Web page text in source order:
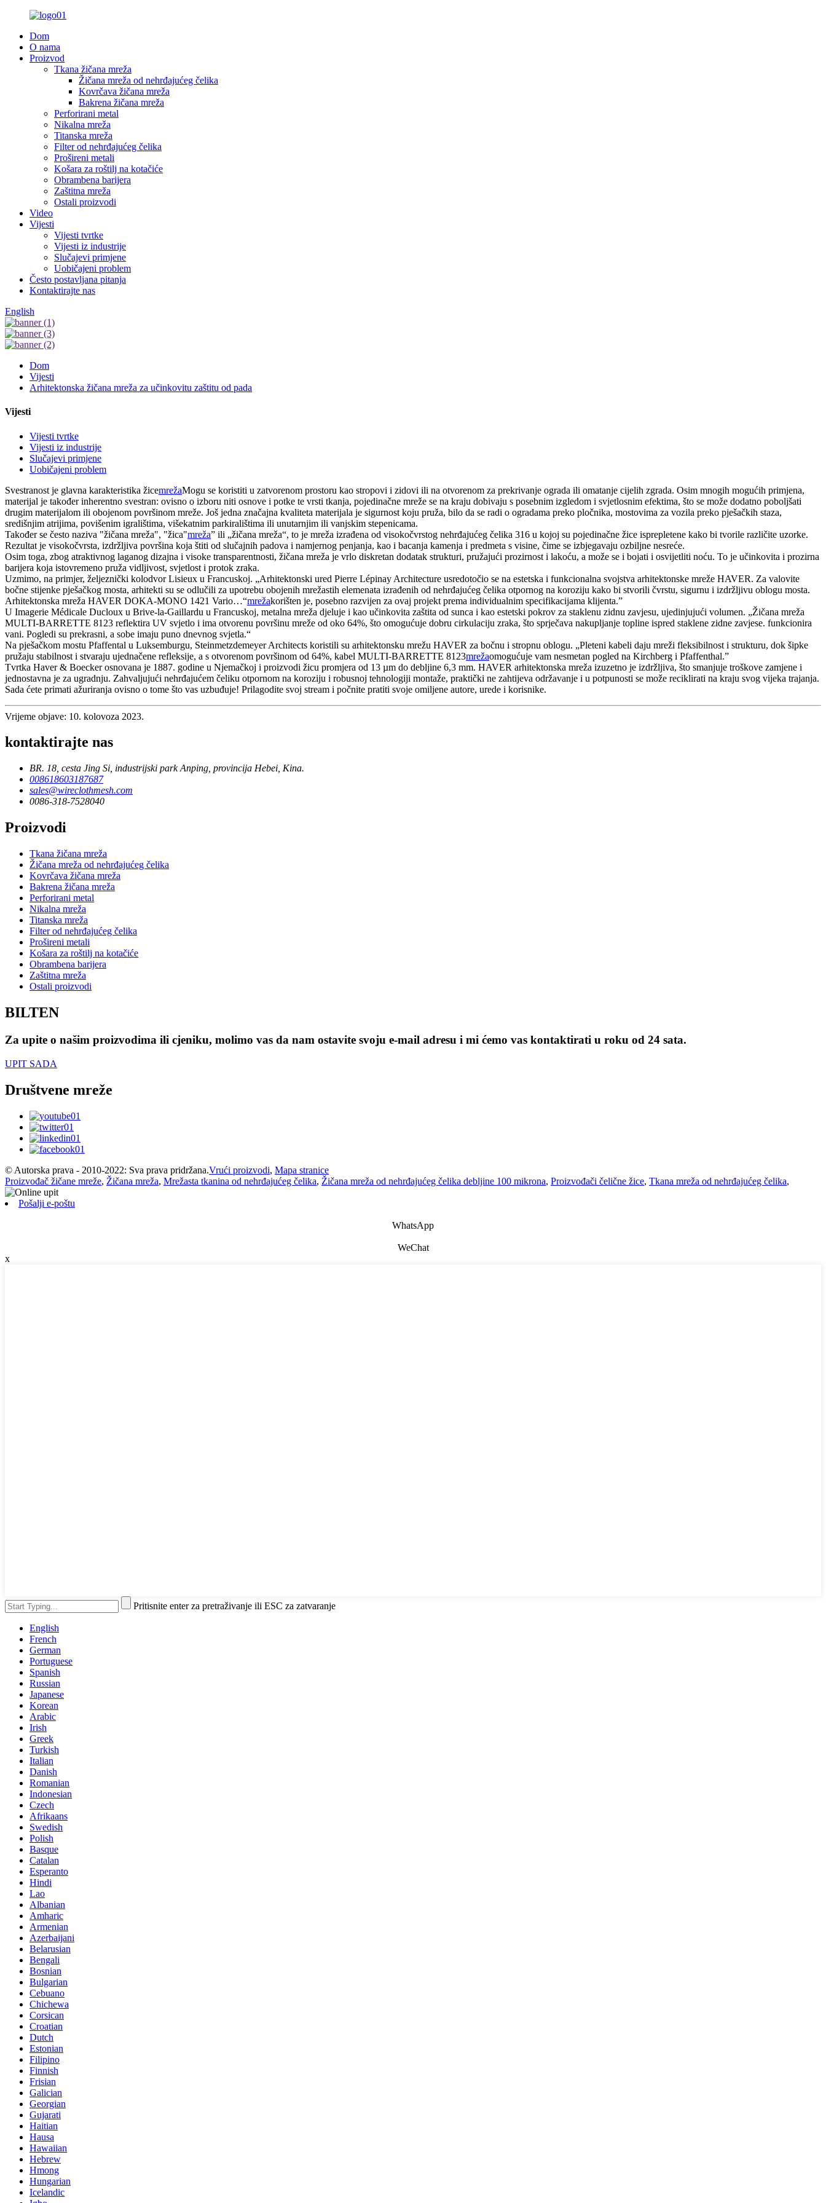
Dom
O nama
Proizvod
Tkana žičana mreža
Žičana mreža od nehrđajućeg čelika
Kovrčava žičana mreža
Bakrena žičana mreža
Perforirani metal
Nikalna mreža
Titanska mreža
Filter od nehrđajućeg čelika
Prošireni metali
Košara za roštilj na kotačiće
Obrambena barijera
Zaštitna mreža
Ostali proizvodi
Video
Vijesti
Vijesti tvrtke
Vijesti iz industrije
Slučajevi primjene
Uobičajeni problem
Često postavljana pitanja
Kontaktirajte nas
English
Dom
Vijesti
Arhitektonska žičana mreža za učinkovitu zaštitu od pada
Vijesti
Vijesti tvrtke
Vijesti iz industrije
Slučajevi primjene
Uobičajeni problem
Svestranost je glavna karakteristika žicemrežaMogu se koristiti u zatvorenom prostoru kao stropovi i zidovi ili na otvorenom za prekrivanje ograda ili omatanje cijelih zgrada. Osim mnogih mogućih primjena,
materijal je također inherentno svestran: ovisno o izboru niti osnove i potke te vrsti tkanja, pojedinačne mreže se na kraju dobivaju s posebnim izgledom i svjetlosnim efektima, što se može dodatno poboljšati
drugim materijalom ili obojenom površinom mreže. Još jedna značajna kvaliteta materijala je sigurnost koju pruža, bilo da se radi o ogradama preko pločnika, mostovima za vozila preko pješačkih staza,
središnjim atrijima, povišenim igralištima, višekatnim parkiralištima ili unutarnjim ili vanjskim stepenicama.
Također se često naziva "žičana mreža", "žica"mreža” ili „žičana mreža“, to je mreža izrađena od visokočvrstog nehrđajućeg čelika 316 u kojoj su pojedinačne žice isprepletene kako bi tvorile različite uzorke.
Rezultat je visokočvrsta, izdržljiva površina koja štiti od slučajnih padova i namjernog penjanja, kao i bacanja kamenja i predmeta s visine, čime se izbjegavaju ozbiljne nesreće.
Osim toga, zbog atraktivnog laganog dizajna i visoke transparentnosti, žičana mreža je vrlo diskretan dodatak strukturi, pružajući prozirnost i lakoću, a može se i bojati i osvijetliti noću. To je učinkovita i prozirna
barijera koja istovremeno pruža vidljivost, svjetlost i protok zraka.
Uzmimo, na primjer, željeznički kolodvor Lisieux u Francuskoj. „Arhitektonski ured Pierre Lépinay Architecture usredotočio se na estetska i funkcionalna svojstva arhitektonske mreže HAVER. Za valovite
bočne stijenke pješačkog mosta, arhitekti su se odlučili za upotrebu obojenih mrežastih elemenata izrađenih od nehrđajućeg čelika otpornog na koroziju kako bi stvorili čvrstu, sigurnu i izdržljivu oblogu mosta.
Arhitektonska mreža HAVER DOKA-MONO 1421 Vario…“mrežakorišten je, posebno razvijen za ovaj projekt prema individualnim specifikacijama klijenta.”
U Imagerie Médicale Ducloux u Brive-la-Gaillardu u Francuskoj, metalna mreža djeluje i kao učinkovita zaštita od sunca i kao estetski pokrov za staklenu zidnu zavjesu, ujedinjujući volumen. „Žičana mreža
MULTI-BARRETTE 8123 reflektira UV svjetlo i ima otvorenu površinu mreže od oko 64%, što omogućuje dobru cirkulaciju zraka, što sprječava nakupljanje topline ispred staklene zidne zavjese. funkcionira
vani. Pogledi su prekrasni, a sobe imaju puno dnevnog svjetla.“
Na pješačkom mostu Pfaffental u Luksemburgu, Steinmetzdemeyer Architects koristili su arhitektonsku mrežu HAVER za bočnu i stropnu oblogu. „Pleteni kabeli daju mreži fleksibilnost i strukturu, dok šipke
pružaju stabilnost i stvaraju ujednačene refleksije, a s otvorenom površinom od 64%, kabel MULTI-BARRETTE 8123mrežaomogućuje vam nesmetan pogled na Kirchberg i Pfaffenthal.”
Tvrtka Haver & Boecker osnovana je 1887. godine u Njemačkoj i proizvodi žicu promjera od 13 µm do debljine 6,3 mm. HAVER arhitektonska mreža izuzetno je izdržljiva, što smanjuje troškove zamjene i
jednostavna je za ugradnju. Zahvaljujući nehrđajućem čeliku otpornom na koroziju i robusnoj tehnologiji montaže, praktički ne zahtijeva održavanje i u potpunosti se može reciklirati na kraju svog vijeka trajanja.
Sada ćete primati ažuriranja ovisno o tome što vas uzbuđuje! Prilagodite svoj stream i počnite pratiti svoje omiljene autore, urede i korisnike.
Vrijeme objave: 10. kolovoza 2023.
kontaktirajte nas
BR. 18, cesta Jing Si, industrijski park Anping, provincija Hebei, Kina.
008618603187687
sales@wireclothmesh.com
0086-318-7528040
Proizvodi
Tkana žičana mreža
Žičana mreža od nehrđajućeg čelika
Kovrčava žičana mreža
Bakrena žičana mreža
Perforirani metal
Nikalna mreža
Titanska mreža
Filter od nehrđajućeg čelika
Prošireni metali
Košara za roštilj na kotačiće
Obrambena barijera
Zaštitna mreža
Ostali proizvodi
BILTEN
Za upite o našim proizvodima ili cjeniku, molimo vas da nam ostavite svoju e-mail adresu i mi ćemo vas kontaktirati u roku od 24 sata.
UPIT SADA
Društvene mreže
© Autorska prava - 2010-2022: Sva prava pridržana.Vrući proizvodi, Mapa stranice
Proizvođač žičane mreže, Žičana mreža, Mrežasta tkanina od nehrđajućeg čelika, Žičana mreža od nehrđajućeg čelika debljine 100 mikrona, Proizvođači čelične žice, Tkana mreža od nehrđajućeg čelika,
Pošalji e-poštu
WhatsApp
WeChat
x
Pritisnite enter za pretraživanje ili ESC za zatvaranje
English
French
German
Portuguese
Spanish
Russian
Japanese
Korean
Arabic
Irish
Greek
Turkish
Italian
Danish
Romanian
Indonesian
Czech
Afrikaans
Swedish
Polish
Basque
Catalan
Esperanto
Hindi
Lao
Albanian
Amharic
Armenian
Azerbaijani
Belarusian
Bengali
Bosnian
Bulgarian
Cebuano
Chichewa
Corsican
Croatian
Dutch
Estonian
Filipino
Finnish
Frisian
Galician
Georgian
Gujarati
Haitian
Hausa
Hawaiian
Hebrew
Hmong
Hungarian
Icelandic